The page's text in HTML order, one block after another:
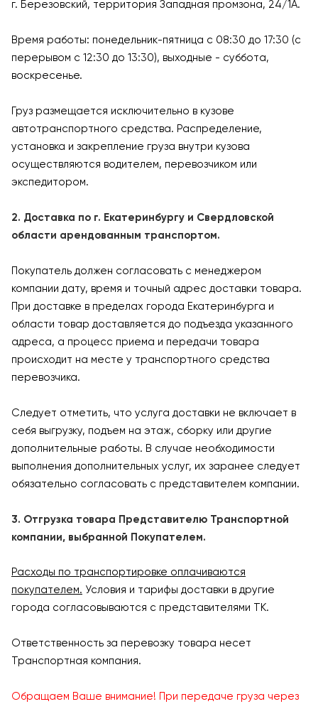
г. Березовский, территория Западная промзона, 24/1А.
Время работы: понедельник-пятница с 08:30 до 17:30 (с
перерывом с 12:30 до 13:30), выходные - суббота,
воскресенье.
Груз размещается исключительно в кузове
автотранспортного средства. Распределение,
установка и закрепление груза внутри кузова
осуществляются водителем, перевозчиком или
экспедитором.
2. Доставка по г. Екатеринбургу и Свердловской
области арендованным транспортом.
Покупатель должен согласовать с менеджером
компании дату, время и точный адрес доставки товара.
При доставке в пределах города Екатеринбурга и
области товар доставляется до подъезда указанного
адреса, а процесс приема и передачи товара
происходит на месте у транспортного средства
перевозчика.
Следует отметить, что услуга доставки не включает в
себя выгрузку, подъем на этаж, сборку или другие
дополнительные работы. В случае необходимости
выполнения дополнительных услуг, их заранее следует
обязательно согласовать с представителем компании.
3. Отгрузка товара Представителю Транспортной
компании, выбранной Покупателем.
Расходы по транспортировке оплачиваются
покупателем. Условия и тарифы доставки в другие
города согласовываются с представителями ТК.
Ответственность за перевозку товара несет
Транспортная компания.
Обращаем Ваше внимание! При передаче груза через